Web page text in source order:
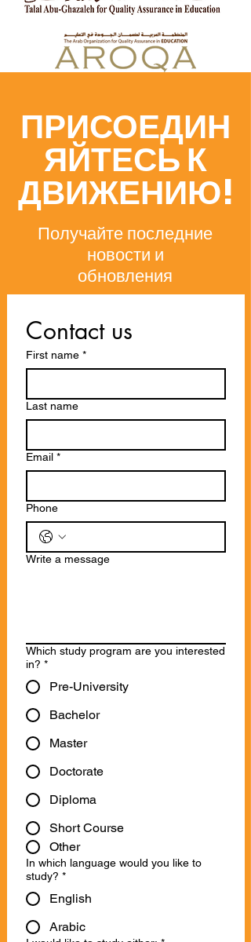
ПРИСОЕДИН
ЯЙТЕСЬ К
ДВИЖЕНИЮ!
Получайте последние
новости и
обновления
Contact us
First name *
Last name
Email *
Phone
Write a message
Which study program are you interested
in? *
Pre-University
Bachelor
Master
Doctorate
Diploma
Short Course
Other
In which language would you like to
study? *
English
Arabic